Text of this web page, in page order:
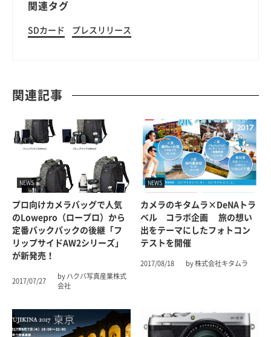
関連タグ
SDカード プレスリリース
関連記事
NEWS
プロ向けカメラバッグで人気
のLowepro（ロープロ）から
定番バックパックの後継「フ
リップサイドAW2シリーズ」
が新発売！
2017/07/27
by ハクバ写真産業株式
会社
NEWS
カメラのキタムラ×DeNAトラ
ベル コラボ企画 旅の想い
出をテーマにしたフォトコン
テストを開催
2017/08/18 by 株式会社キタムラ